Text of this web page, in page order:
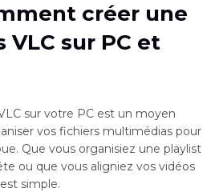
créer une playlist dans VLC
Convertir des vidéos avec
créer une
VLC sur PC et
sur votre PC est un moyen
vos fichiers multimédias pour
Que vous organisiez une playlist
ou que vous aligniez vos vidéos
simple.